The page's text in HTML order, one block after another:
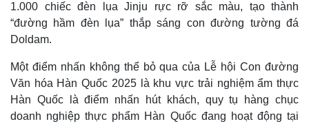
1.000 chiếc đèn lụa Jinju rực rỡ sắc màu, tạo thành
“đường hầm đèn lụa” thắp sáng con đường tường đá
Doldam.
Một điểm nhấn không thể bỏ qua của Lễ hội Con đường
Văn hóa Hàn Quốc 2025 là khu vực trải nghiệm ẩm thực
Hàn Quốc là điểm nhấn hút khách, quy tụ hàng chục
doanh nghiệp thực phẩm Hàn Quốc đang hoạt động tại